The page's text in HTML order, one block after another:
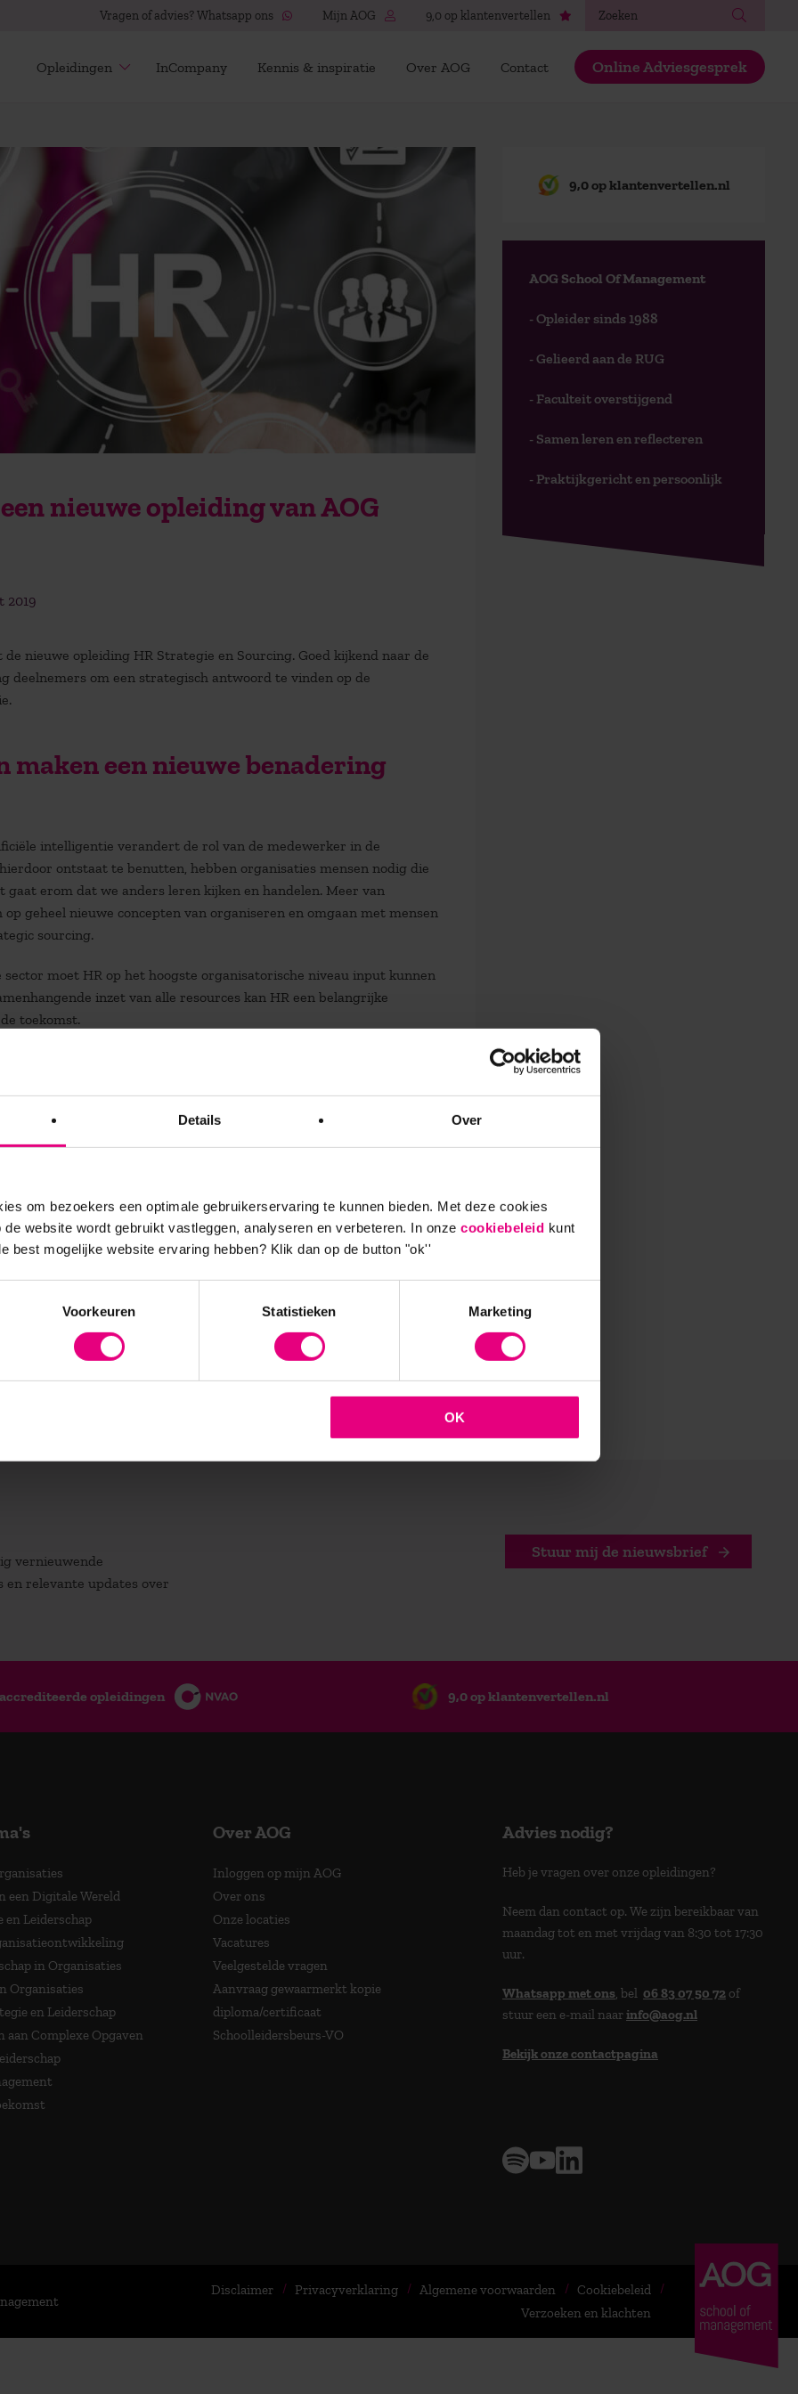
Details Over
om bezoekers een optimale gebruikerservaring te kunnen bieden. Met deze cookies
de website wordt gebruikt vastleggen, analyseren en verbeteren. In onze cookiebeleid kunt
best mogelijke website ervaring hebben? Klik dan op de button "ok''
Voorkeuren Statistieken Marketing
OK
Vragen of advies? Whatsapp ons Mijn AOG 9,0 op klantenvertellen
Opleidingen InCompany Kennis & inspiratie Over AOG Contact Online Adviesgesprek
nieuwe opleiding van AOG
2019
nieuwe opleiding HR Strategie en Sourcing. Goed kijkend naar de
deelnemers om een strategisch antwoord te vinden op de
een nieuwe benadering
intelligentie verandert de rol van de medewerker in de
ontstaat te benutten, hebben organisaties mensen nodig die
erom dat we anders leren kijken en handelen. Meer van
geheel nieuwe concepten van organiseren en omgaan met mensen
sourcing.
moet HR op het hoogste organisatorische niveau input kunnen
inzet van alle resources kan HR een belangrijke
toekomst.
HR en Sourcing strategie
Sourcing ingericht. Het richt zich niet alleen op HR managers,
die een visie willen ontwikkelen voor een integrale HR en Sourcing
verdiend hebben in hun vak, gaan in op vraagstukken rond
met betrekking tot personeel en organisatie, en
inzichten worden gekoppeld aan nauwe aansluiting bij
op een toekomstbestendig personeels- resource- en
werken en op de ontwikkelingen in de ‘nieuwe economie’. Zij zijn in
en te onderbouwen, en kunnen zo als volwaardig
9,0 op klantenvertellen.nl
AOG School Of Management
- Opleider sinds 1988
- Gelieerd aan de RUG
- Faculteit overstijgend
- Samen leren en reflecteren
- Praktijkgericht en persoonlijk
vernieuwende
en relevante updates over
Stuur mij de nieuwsbrief
opleidingen 9,0 op klantenvertellen.nl
een Digitale Wereld
en Leiderschap
in Organisaties
Organisaties
en Leiderschap
aan Complexe Opgaven
Over AOG
Inloggen op mijn AOG
Over ons
Onze locaties
Vacatures
Veelgestelde vragen
Aanvraag gewaarmerkt kopie
diploma/certificaat
Schoolleidersbeurs-VO
Advies nodig?
Heb je vragen over onze opleidingen?
Neem dan contact op. We zijn bereikbaar van
maandag tot en met vrijdag van 8:30 tot 17:30
uur.
Whatsapp met ons, bel 06 83 07 50 72 of
stuur een e-mail naarinfo@aog.nl
Bekijk onze contactpagina
Disclaimer Privacyverklaring Algemene voorwaarden
Cookiebeleid
Verzoeken en klachten